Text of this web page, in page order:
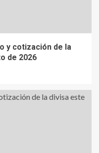
y cotización de la
de 2026